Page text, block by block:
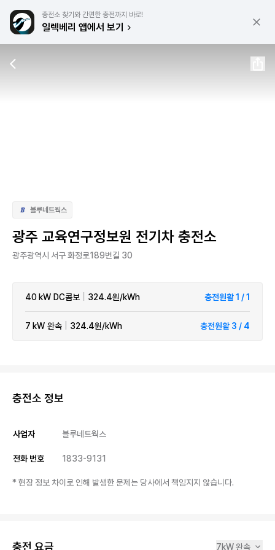
충전소 찾기와 간편한 충전까지 바로!
일렉베리 앱에서 보기
블루네트웍스
광주 교육연구정보원 전기차 충전소
광주광역시 서구 화정로189번길 30
40 kW DC콤보 324.4원/kWh 충전원활 1 / 1
7 kW 완속 324.4원/kWh 충전원활 3 / 4
충전소 정보
사업자 블루네트웍스
전화 번호 1833-9131
* 현장 정보 차이로 인해 발생한 문제는 당사에서 책임지지 않습니다.
충전 요금 7kW 완속